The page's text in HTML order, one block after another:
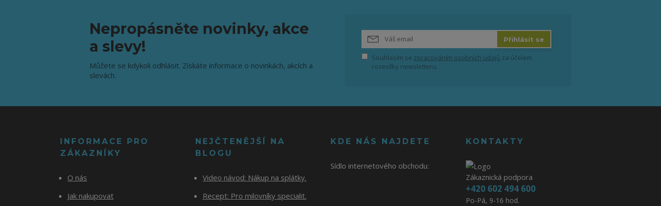
Nepropásněte novinky, akce
a slevy!
Můžete se kdykoli odhlásit. Získáte informace o novinkách, akcích a
slevách.
Přihlásit se
Souhlasím se zpracováním osobních údajů za účelem
rozesílky newsletteru.
INFORMACE PRO
ZÁKAZNÍKY
O nás
Jak nakupovat
NEJČTENĚJŠÍ NA
BLOGU
Video návod: Nákup na splátky.
Recept: Pro milovníky specialit.
KDE NÁS NAJDETE
Sídlo internetového obchodu:
KONTAKTY
Zákaznická podpora
+420 602 494 600
Po-Pá, 9-16 hod.